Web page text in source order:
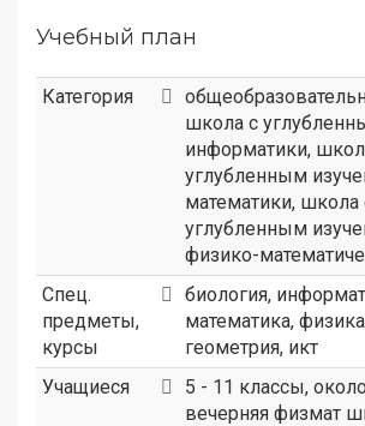
Учебный план
Категория
школа с
информатики,
углубленным
математики, школа
углубленным
физико-
Спец.
предметы,
курсы
биология,
математика,
геометрия, икт
Учащиеся
5 - 11 классы,
вечерняя физмат